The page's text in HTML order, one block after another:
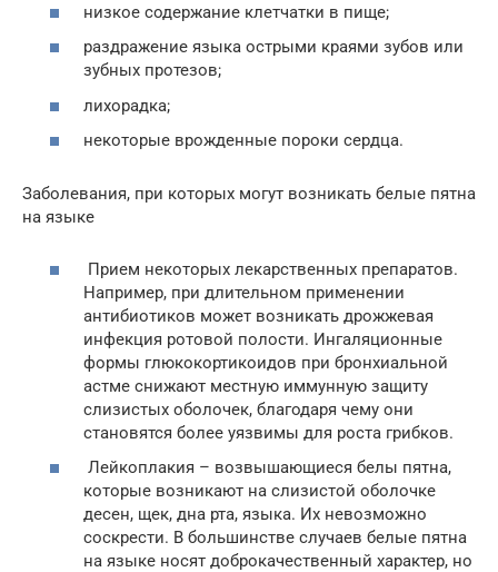
низкое содержание клетчатки в пище;
раздражение языка острыми краями зубов или
зубных протезов;
лихорадка;
некоторые врожденные пороки сердца.
Заболевания, при которых могут возникать белые пятна
на языке
Прием некоторых лекарственных препаратов.
Например, при длительном применении
антибиотиков может возникать дрожжевая
инфекция ротовой полости. Ингаляционные
формы глюкокортикоидов при бронхиальной
астме снижают местную иммунную защиту
слизистых оболочек, благодаря чему они
становятся более уязвимы для роста грибков.
Лейкоплакия – возвышающиеся белы пятна,
которые возникают на слизистой оболочке
десен, щек, дна рта, языка. Их невозможно
соскрести. В большинстве случаев белые пятна
на языке носят доброкачественный характер, но